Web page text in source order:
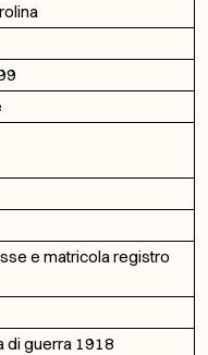
e matricola registro
di guerra 1918